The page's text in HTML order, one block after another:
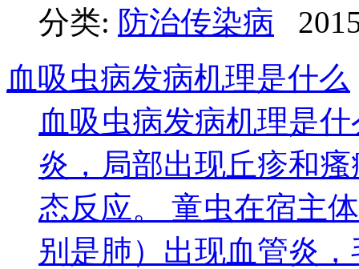
分类: 防治传染病
血吸虫病发病机理是什么
血吸虫病发病机理是
炎，局部出现丘疹和
态反应。 童虫在宿主
别是肺）出现血管炎